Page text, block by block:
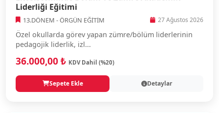
Liderliği Eğitimi
13.DÖNEM - ÖRGÜN EĞİTİM 27 Ağustos 2026
Özel okullarda görev yapan zümre/bölüm liderlerinin
pedagojik liderlik, izl...
36.000,00 ₺ KDV Dahil (%20)
Sepete Ekle Detaylar